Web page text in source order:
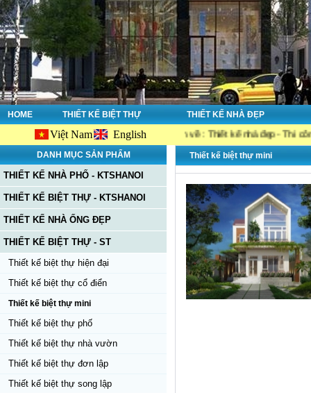
HOME THIẾT KẾ BIỆT THỰ THIẾT KẾ NHÀ ĐẸP
Việt Nam English
Ktshanoi.net, công ty chuyên về : Thiết kế nhà đẹp - Thi công nhà
DANH MỤC SẢN PHẨM
THIẾT KẾ NHÀ PHỐ - KTSHANOI
THIẾT KẾ BIỆT THỰ - KTSHANOI
THIẾT KẾ NHÀ ỐNG ĐẸP
THIẾT KẾ BIỆT THỰ - ST
Thiết kế biệt thự hiện đại
Thiết kế biệt thự cổ điển
Thiết kế biệt thự mini
Thiết kế biệt thự phố
Thiết kế biệt thự nhà vườn
Thiết kế biệt thự đơn lập
Thiết kế biệt thự song lập
Thiết kế biệt thự mini